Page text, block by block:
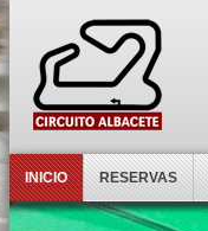
INICIO RESERVAS